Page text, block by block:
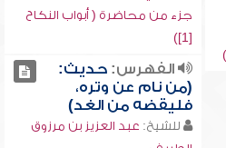
جزء من محاضرة ( أبواب النكاح
[1])
الفهرس:حديث:
(من نام عن وتره،
فليقضه من الغد)
للشيخ: عبد العزيز بن مرزوق